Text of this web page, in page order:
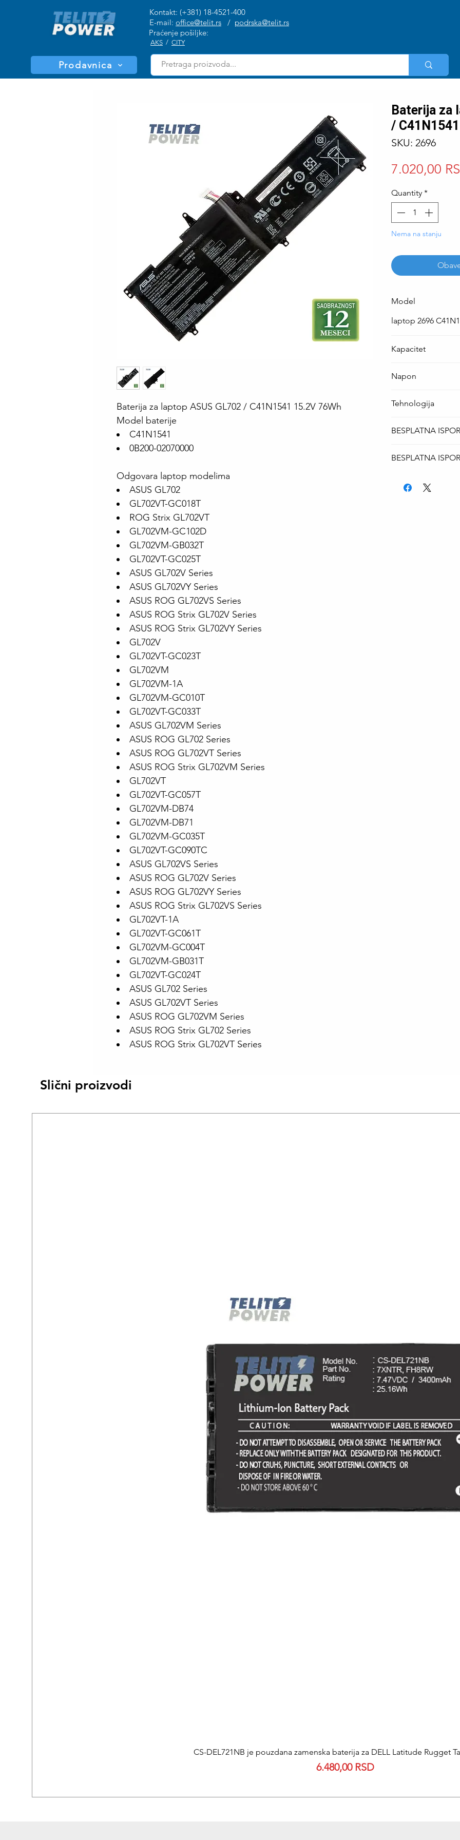
Kontakt: (+381) 18-4521-400
E-mail: office@telit.rs / podrska@telit.rs
Praćenje pošiljke:
AKS / CITY
Prodavnica
Baterija za laptop ASUS GL702 / C41N1541 15.2V 76Wh
Model baterije
C41N1541
0B200-02070000
Odgovara laptop modelima
ASUS GL702
GL702VT-GC018T
ROG Strix GL702VT
GL702VM-GC102D
GL702VM-GB032T
GL702VT-GC025T
ASUS GL702V Series
ASUS GL702VY Series
ASUS ROG GL702VS Series
ASUS ROG Strix GL702V Series
ASUS ROG Strix GL702VY Series
GL702V
GL702VT-GC023T
GL702VM
GL702VM-1A
GL702VM-GC010T
GL702VT-GC033T
ASUS GL702VM Series
ASUS ROG GL702 Series
ASUS ROG GL702VT Series
ASUS ROG Strix GL702VM Series
GL702VT
GL702VT-GC057T
GL702VM-DB74
GL702VM-DB71
GL702VM-GC035T
GL702VT-GC090TC
ASUS GL702VS Series
ASUS ROG GL702V Series
ASUS ROG GL702VY Series
ASUS ROG Strix GL702VS Series
GL702VT-1A
GL702VT-GC061T
GL702VM-GC004T
GL702VM-GB031T
GL702VT-GC024T
ASUS GL702 Series
ASUS GL702VT Series
ASUS ROG GL702VM Series
ASUS ROG Strix GL702 Series
ASUS ROG Strix GL702VT Series
Baterija za
/
SKU: 2696
7.020,00
Quantity *
Nema na stanju
Model
laptop 2696
Kapacitet
Napon
Tehnologija
BESPLATNA
isporuka AKS
BESPLATNA
isporuka AKS
Slični proizvodi
Quick View
CS-DEL721NB je pouzdana zamenska baterija za DELL Latitude Rugget
Price
6.480,00 RSD